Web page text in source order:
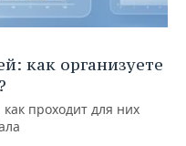
как организуете
проходит для них